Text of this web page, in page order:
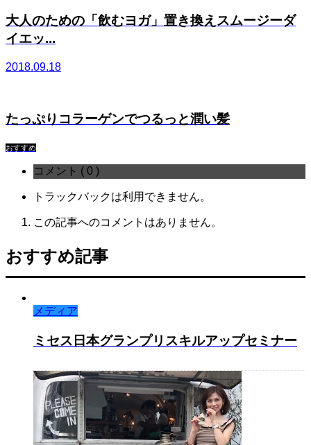
大人のための「飲むヨガ」置き換えスムージーダ
イエッ...
2018.09.18
たっぷりコラーゲンでつるっと潤い髪
おすすめ
コメント ( 0 )
トラックバックは利用できません。
この記事へのコメントはありません。
おすすめ記事
メディア
ミセス日本グランプリスキルアップセミナー